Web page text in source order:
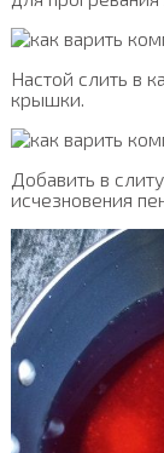
Настой слить в
крышки.
Добавить в
исчезновения